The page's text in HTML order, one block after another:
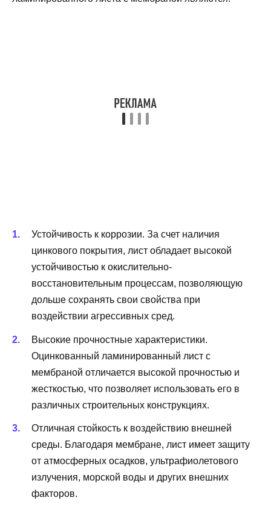
Устойчивость к коррозии. За счет наличия
цинкового покрытия, лист обладает высокой
устойчивостью к окислительно-
восстановительным процессам, позволяющую
дольше сохранять свои свойства при
воздействии агрессивных сред.
Высокие прочностные характеристики.
Оцинкованный ламинированный лист с
мембраной отличается высокой прочностью и
жесткостью, что позволяет использовать его в
различных строительных конструкциях.
Отличная стойкость к воздействию внешней
среды. Благодаря мембране, лист имеет защиту
от атмосферных осадков, ультрафиолетового
излучения, морской воды и других внешних
факторов.